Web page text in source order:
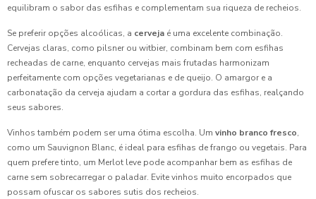
equilibram o sabor das esfihas e complementam sua riqueza de recheios.
Se preferir opções alcoólicas, a cerveja é uma excelente combinação.
Cervejas claras, como pilsner ou witbier, combinam bem com esfihas
recheadas de carne, enquanto cervejas mais frutadas harmonizam
perfeitamente com opções vegetarianas e de queijo. O amargor e a
carbonatação da cerveja ajudam a cortar a gordura das esfihas, realçando
seus sabores.
Vinhos também podem ser uma ótima escolha. Um vinho branco fresco,
como um Sauvignon Blanc, é ideal para esfihas de frango ou vegetais. Para
quem prefere tinto, um Merlot leve pode acompanhar bem as esfihas de
carne sem sobrecarregar o paladar. Evite vinhos muito encorpados que
possam ofuscar os sabores sutis dos recheios.